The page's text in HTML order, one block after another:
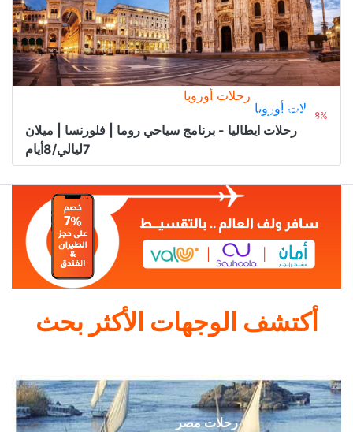
8%
رحلات أوروبا
من
4.600﷼
رحلات أوروبا
رحلات ايطاليا - برنامج سياحي روما | فلورنسا | ميلان
7ليالي/8أيام
أكتشف الوجهات الأكثر بحث
رحلات مصر